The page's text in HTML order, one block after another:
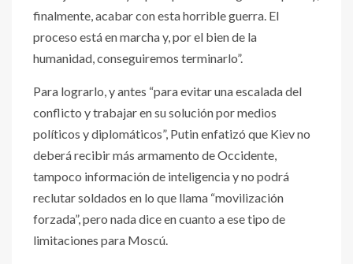
finalmente, acabar con esta horrible guerra. El
proceso está en marcha y, por el bien de la
humanidad, conseguiremos terminarlo”.
Para lograrlo, y antes “para evitar una escalada del
conflicto y trabajar en su solución por medios
políticos y diplomáticos”, Putin enfatizó que Kiev no
deberá recibir más armamento de Occidente,
tampoco información de inteligencia y no podrá
reclutar soldados en lo que llama “movilización
forzada”, pero nada dice en cuanto a ese tipo de
limitaciones para Moscú.